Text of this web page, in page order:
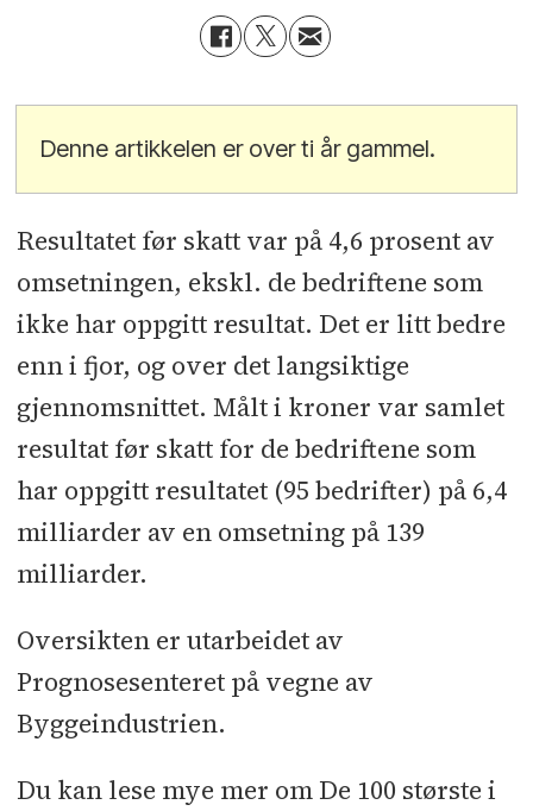
Denne artikkelen er over ti år gammel.
Resultatet før skatt var på 4,6 prosent av
omsetningen, ekskl. de bedriftene som
ikke har oppgitt resultat. Det er litt bedre
enn i fjor, og over det langsiktige
gjennomsnittet. Målt i kroner var samlet
resultat før skatt for de bedriftene som
har oppgitt resultatet (95 bedrifter) på 6,4
milliarder av en omsetning på 139
milliarder.
Oversikten er utarbeidet av
Prognosesenteret på vegne av
Byggeindustrien.
Du kan lese mye mer om De 100 største i